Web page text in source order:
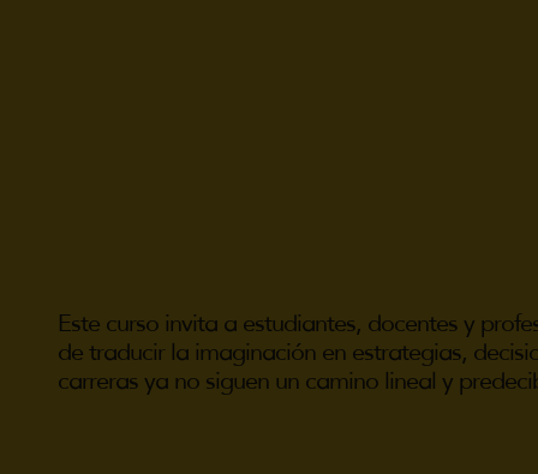
Este curso invita a estudiantes, docentes y
de traducir la imaginación en estrategias,
carreras ya no siguen un camino lineal y